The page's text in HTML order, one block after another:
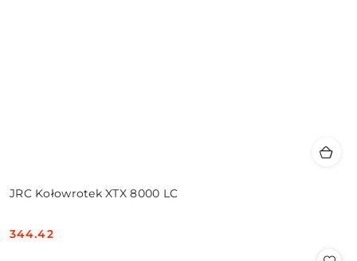
JRC Kołowrotek XTX 8000 LC
Cena:
344.42